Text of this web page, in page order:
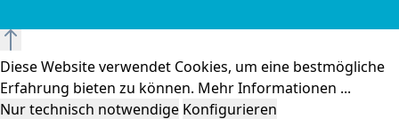
Diese Website verwendet Cookies, um eine bestmögliche
Erfahrung bieten zu können. Mehr Informationen ...
Nur technisch notwendige Konfigurieren